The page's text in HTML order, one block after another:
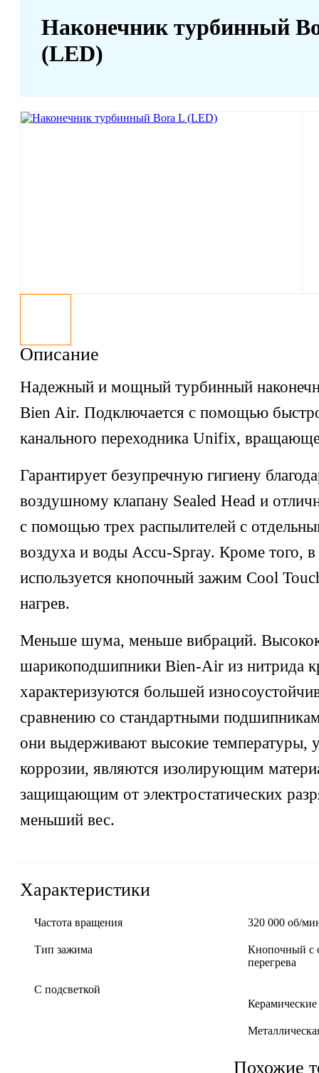
Наконечник турбинный
(LED)
Описание
Надежный и мощный турбинный
Bien Air. Подключается с помощью
канального переходника Unifix,
Гарантирует безупречную гигиену
воздушному клапану Sealed Head и
с помощью трех распылителей с
воздуха и воды Accu-Spray. Кроме того, в
используется кнопочный зажим Cool
нагрев.
Меньше шума, меньше вибраций.
шарикоподшипники Bien-Air из нитрида
характеризуются большей
сравнению со стандартными
они выдерживают высокие температуры,
коррозии, являются изолирующим
защищающим от электростатических
меньший вес.
Характеристики
Частота вращения 320 000 об/
Тип зажима
Кнопочный с
перегрева
С подсветкой
Похожие